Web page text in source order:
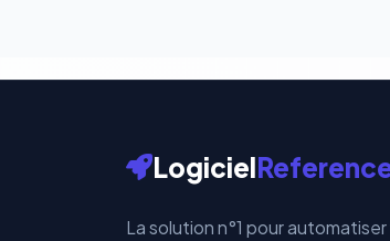
Logiciel
La solution n°1 pour